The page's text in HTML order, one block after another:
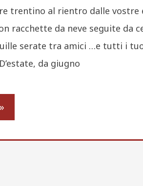
trentino al rientro dalle vostre
racchette da neve seguite da
serate tra amici …e tutti i
da giugno